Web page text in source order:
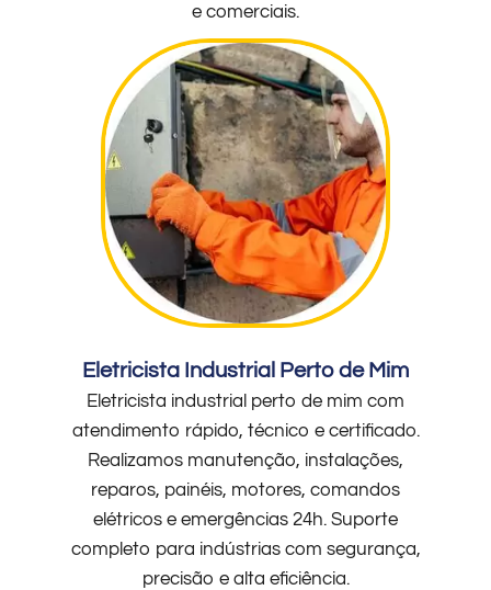
e comerciais.
Eletricista Industrial Perto de Mim
Eletricista industrial perto de mim com
atendimento rápido, técnico e certificado.
Realizamos manutenção, instalações,
reparos, painéis, motores, comandos
elétricos e emergências 24h. Suporte
completo para indústrias com segurança,
precisão e alta eficiência.